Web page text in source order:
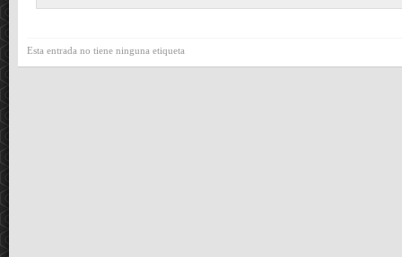
Esta entrada no tiene ninguna etiqueta